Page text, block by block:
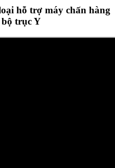
hỗ trợ máy chấn hàng
trục Y